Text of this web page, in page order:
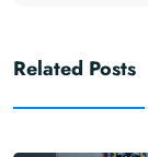
Related Posts